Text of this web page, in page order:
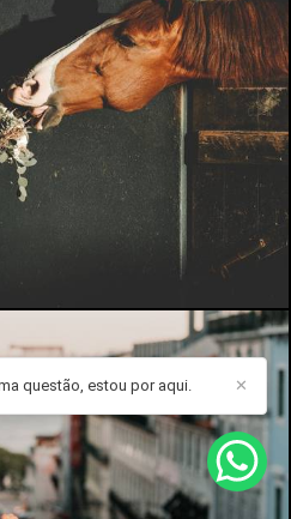
✕
questão, estou por aqui.